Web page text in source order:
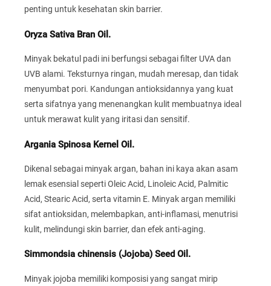
penting untuk kesehatan skin barrier.
Oryza Sativa Bran Oil.
Minyak bekatul padi ini berfungsi sebagai filter UVA dan
UVB alami. Teksturnya ringan, mudah meresap, dan tidak
menyumbat pori. Kandungan antioksidannya yang kuat
serta sifatnya yang menenangkan kulit membuatnya ideal
untuk merawat kulit yang iritasi dan sensitif.
Argania Spinosa Kernel Oil.
Dikenal sebagai minyak argan, bahan ini kaya akan asam
lemak esensial seperti Oleic Acid, Linoleic Acid, Palmitic
Acid, Stearic Acid, serta vitamin E. Minyak argan memiliki
sifat antioksidan, melembapkan, anti-inflamasi, menutrisi
kulit, melindungi skin barrier, dan efek anti-aging.
Simmondsia chinensis (Jojoba) Seed Oil.
Minyak jojoba memiliki komposisi yang sangat mirip